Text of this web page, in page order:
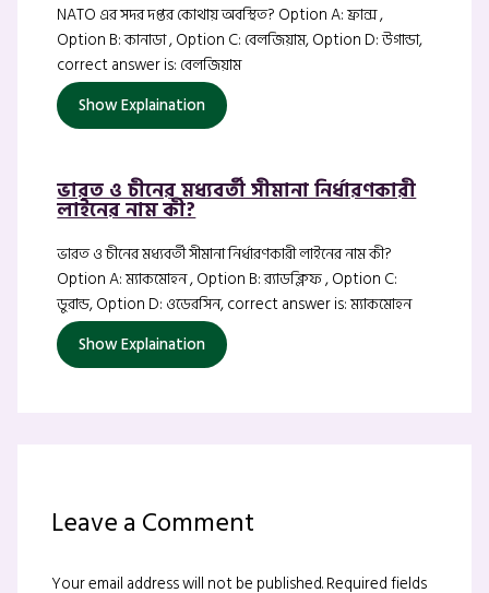
NATO এর সদর দপ্তর কোথায় অবস্থিত? Option A: ফ্রান্স ,
Option B: কানাডা , Option C: বেলজিয়াম, Option D: উগান্ডা,
correct answer is: বেলজিয়াম
Show Explaination
ভারত ও চীনের মধ্যবর্তী সীমানা নির্ধারণকারী
লাইনের নাম কী?
ভারত ও চীনের মধ্যবর্তী সীমানা নির্ধারণকারী লাইনের নাম কী?
Option A: ম্যাকমোহন , Option B: র‍্যাডক্লিফ , Option C:
ডুরান্ড, Option D: ওডেরসিন, correct answer is: ম্যাকমোহন
Show Explaination
Leave a Comment
Your email address will not be published.Required fields